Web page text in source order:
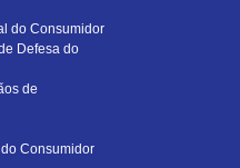
do Consumidor
Defesa do
de
Consumidor